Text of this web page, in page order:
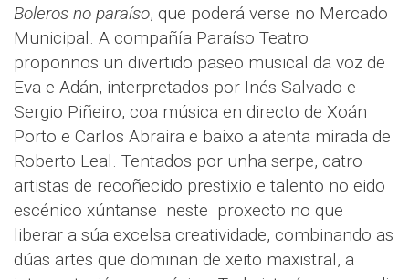
Boleros no paraíso, que poderá verse no Mercado
Municipal. A compañía Paraíso Teatro
proponnos un divertido paseo musical da voz de
Eva e Adán, interpretados por Inés Salvado e
Sergio Piñeiro, coa música en directo de Xoán
Porto e Carlos Abraira e baixo a atenta mirada de
Roberto Leal. Tentados por unha serpe, catro
artistas de recoñecido prestixio e talento no eido
escénico xúntanse neste proxecto no que
liberar a súa excelsa creatividade, combinando as
dúas artes que dominan de xeito maxistral, a